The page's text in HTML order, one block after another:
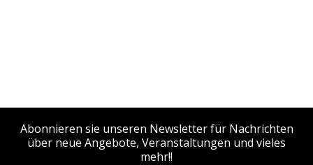
Abonnieren sie unseren Newsletter für Nachrichten
über neue Angebote, Veranstaltungen und vieles
mehr!!